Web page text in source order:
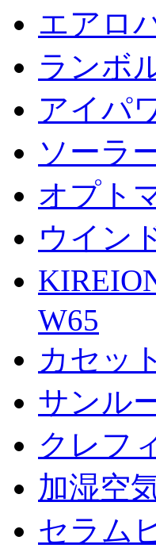
エアロ
ランボ
アイパ
ソーラ
オプト
ウイン
W65
カセッ
サンル
クレフ
加湿空
セラム